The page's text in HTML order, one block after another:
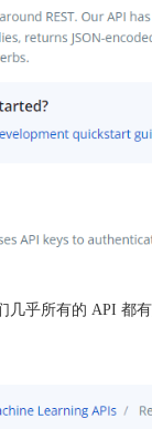
几乎所有的 API 都